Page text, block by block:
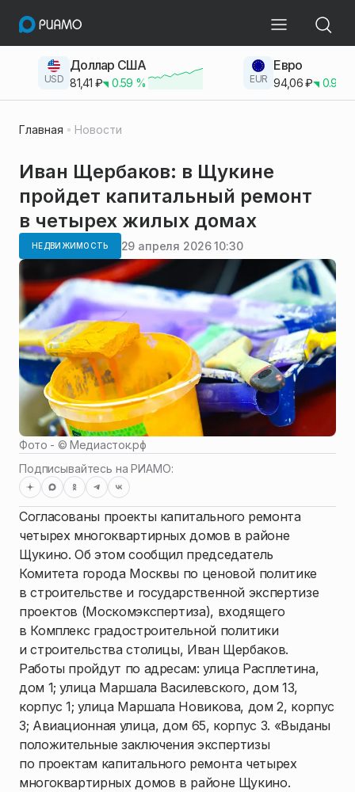
USD
Доллар США
81,41 ₽ 0.59 % EUR
Евро
94,06₽ 0.93
Главная Новости
Иван Щербаков: в Щукине
пройдет капитальный ремонт
в четырех жилых домах
НЕДВИЖИМОСТЬ 29 апреля 2026 10:30
Фото - ©Медиасток.рф
Подписывайтесь на РИАМО:
Согласованы проекты капитального ремонта
четырех многоквартирных домов в районе
Щукино. Об этом сообщил председатель
Комитета города Москвы по ценовой политике
в строительстве и государственной экспертизе
проектов (Москомэкспертиза), входящего
в Комплекс градостроительной политики
и строительства столицы, Иван Щербаков.
Работы пройдут по адресам: улица Расплетина,
дом 1; улица Маршала Василевского, дом 13,
корпус 1; улица Маршала Новикова, дом 2, корпус
3; Авиационная улица, дом 65, корпус 3. «Выданы
положительные заключения экспертизы
по проектам капитального ремонта четырех
многоквартирных домов в районе Щукино.